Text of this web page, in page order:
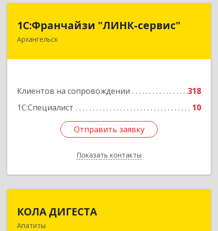
1С:Франчайзи "ЛИНК-сервис"
Архангельск
Клиентов на сопровождении
318
1С:Специалист
10
Отправить заявку
Показать контакты
1С:Франчайзи "ЛИНК-сервис"
163000, Архангельская обл, Архангельск г,
Отправить заявку
Назад
КОЛА ДИГЕСТА
Апатиты